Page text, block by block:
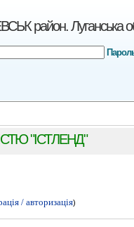
Луганська
"ІСТЛЕНД"
/ авторизація)